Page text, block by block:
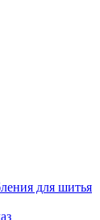
для шитья